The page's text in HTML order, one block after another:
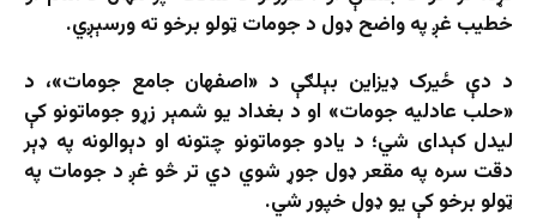
خطیب غږ په واضح ډول د جومات ټولو برخو ته ورسېږي.
د دې ځیرک ډیزاین بېلګې د «اصفهان جامع جومات»، د
«حلب عادلیه جومات» او د بغداد یو شمېر زړو جوماتونو کې
لیدل کېدای شي؛ د یادو جوماتونو چتونه او دېوالونه په ډېر
دقت سره په مقعر ډول جوړ شوي دي تر څو غږ د جومات په
ټولو برخو کې یو ډول خپور شي.